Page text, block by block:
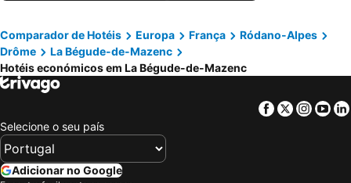
Comparador de Hotéis Europa França
Ródano-Alpes
Drôme
La Bégude-de-Mazenc
Hotéis económicos em La Bégude-de-Mazenc
Facebook
Twitter
Selecione o seu país
Adicionar no Google